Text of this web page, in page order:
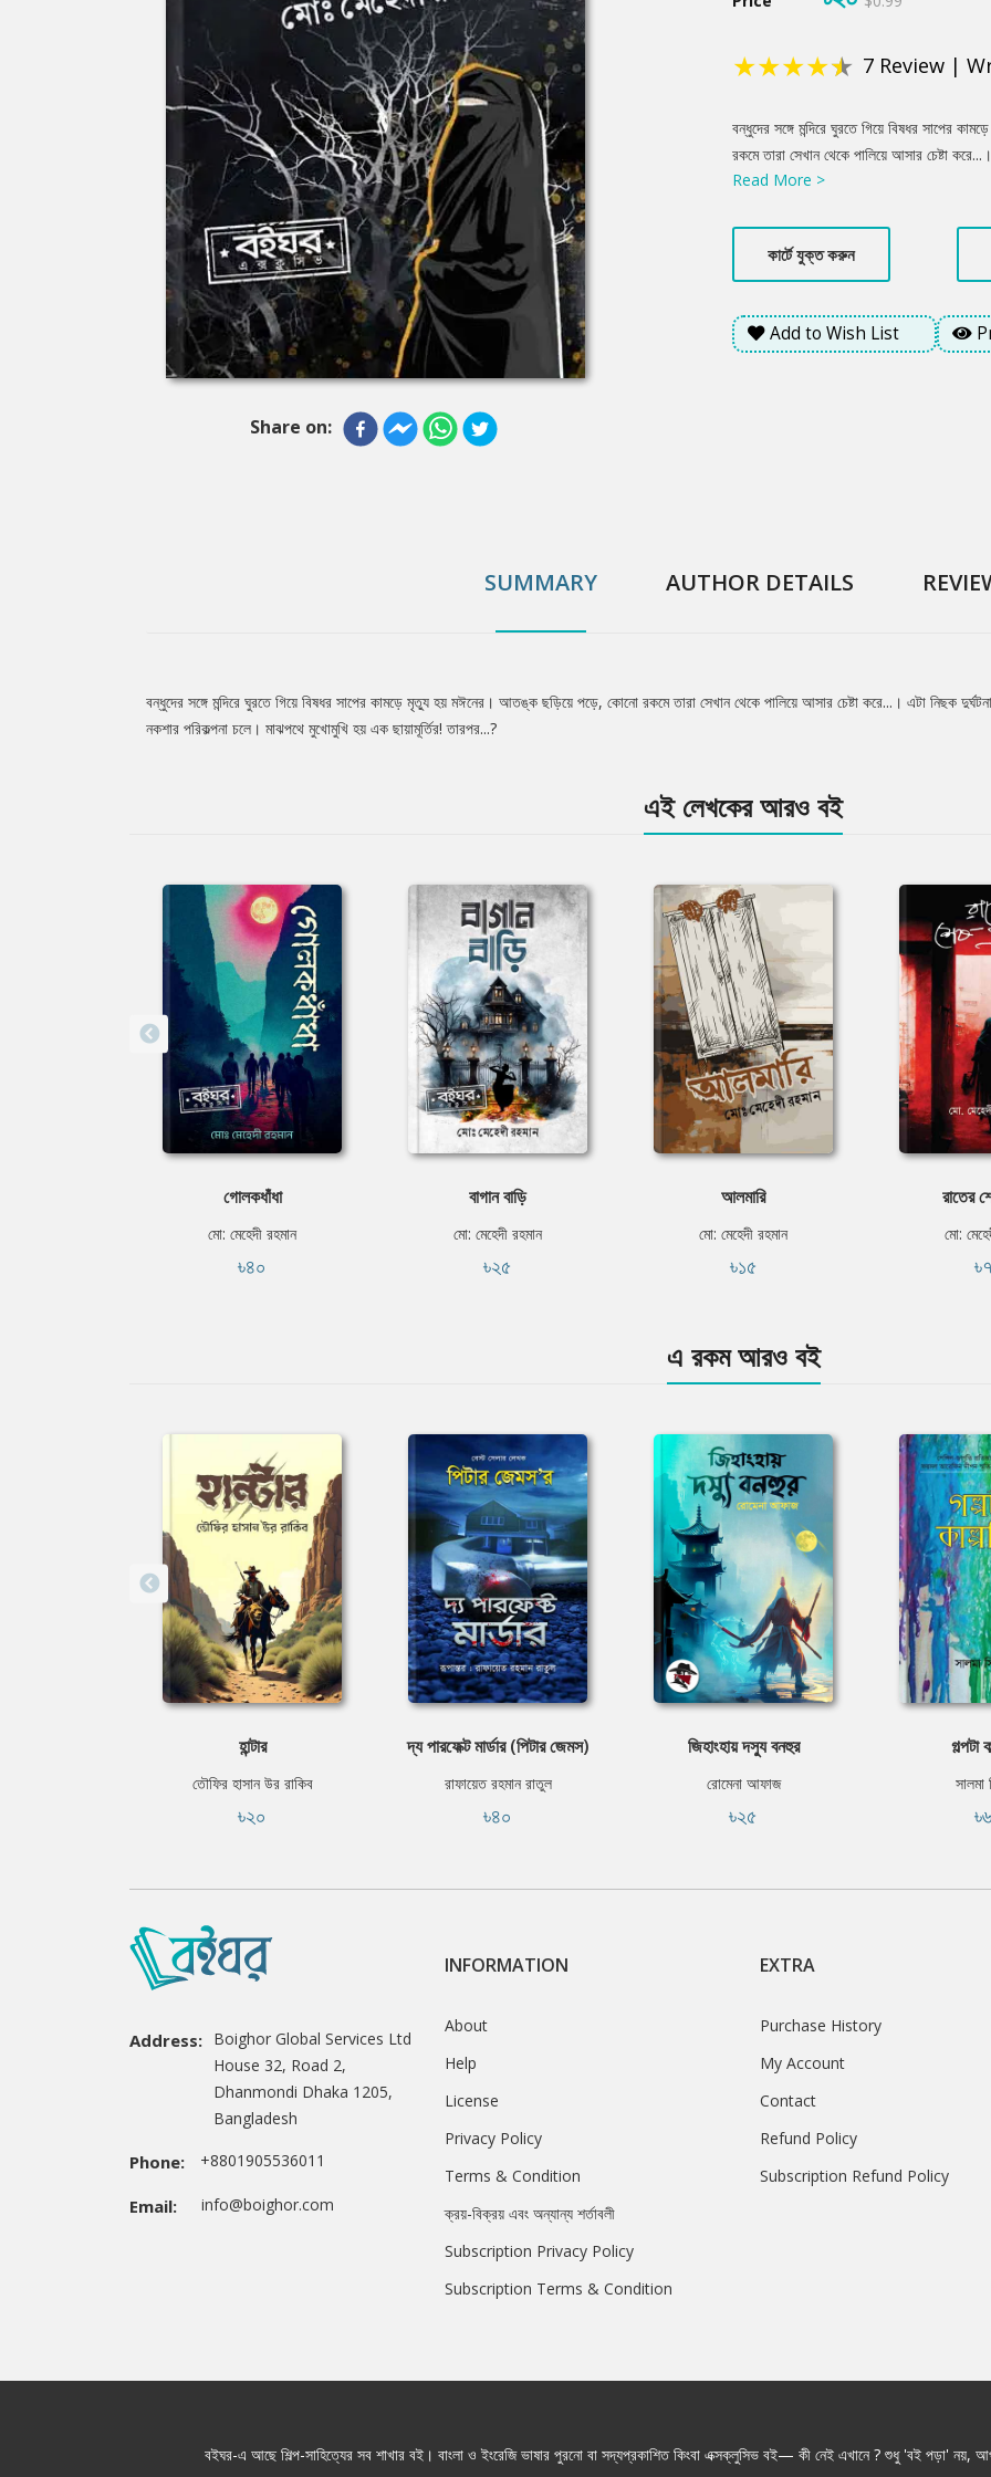
Share on:
★★★★★ 7 Review |
Product
Summery
বন্ধুদের সঙ্গে মন্দিরে ঘুরতে গিয়ে বিষধর সাপের
রকমে তারা সেখান থেকে পালিয়ে আসার চেষ্টা
ভ্রমণকে কেন্দ্র করে কয়েক বন্ধুর নীল নকশার
Read More >
কার্টে যুক্ত করুন
Add to Wish List
SUMMARY AUTHOR DETAILS
Tab
বন্ধুদের সঙ্গে মন্দিরে ঘুরতে গিয়ে বিষধর সাপের কামড়ে মৃত্যু হয় মঈনের। আতঙ্ক ছড়িয়ে পড়ে, কোনো রকমে তারা সেখান থেকে পালিয়ে আসার চেষ্টা করে...। এটা নিছক
নকশার পরিকল্পনা চলে। মাঝপথে মুখোমুখি হয় এক ছায়ামূর্তির! তারপর...?
এই লেখকের আরও বই
গোলকধাঁধা
মো: মেহেদী রহমান
৳৪০
বাগান বাড়ি
মো: মেহেদী রহমান
৳২৫
আলমারি
মো: মেহেদী রহমান
৳১৫
রাতের
মো:
এ রকম আরও বই
হান্টার
তৌফির হাসান উর রাকিব
৳২০
দ্য পারফেক্ট মার্ডার (পিটার জেমস)
রাফায়েত রহমান রাতুল
৳৪০
জিহাংহায় দস্যু বনহুর
রোমেনা আফাজ
৳২৫
গল্পটা
সালমা
Address: Boighor Global Services Ltd
House 32, Road 2,
Dhanmondi Dhaka 1205,
Bangladesh
Phone: +8801905536011
Email: info@boighor.com
INFORMATION
About
Help
License
Privacy Policy
Terms & Condition
ক্রয়-বিক্রয় এবং অন্যান্য শর্তাবলী
Subscription Privacy Policy
Subscription Terms & Condition
EXTRA
Purchase History
My Account
Contact
Refund Policy
Subscription Refund Policy
বইঘর-এ আছে শিল্প-সাহিত্যের সব শাখার বই। বাংলা ও ইংরেজি ভাষার পুরনো বা সদ্যপ্রকাশিত কিংবা এক্সক্লুসিভ বই— কী নেই এখানে ? শুধু 'বই পড়া' নয়,